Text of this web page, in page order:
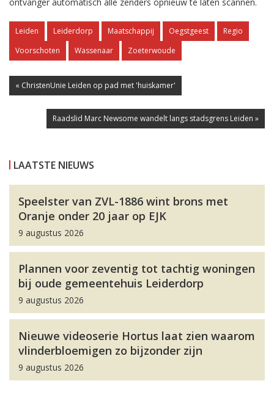
Leiden Leiderdorp Maatschappij Oegstgeest
Regio
Voorschoten
Wassenaar Zoeterwoude
« ChristenUnie Leiden op pad met 'huiskamer'
Raadslid Marc Newsome wandelt langs stadsgrens Leiden »
LAATSTE NIEUWS
Speelster van ZVL-1886 wint brons met
Oranje onder 20 jaar op EJK
9 augustus 2026
Plannen voor zeventig tot tachtig woningen
bij oude gemeentehuis Leiderdorp
9 augustus 2026
Nieuwe videoserie Hortus laat zien waarom
vlinderbloemigen zo bijzonder zijn
9 augustus 2026